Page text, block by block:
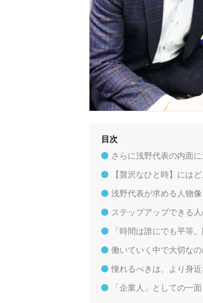
目次
さらに浅野代表の内面に
【贅沢なひと時】には
浅野代表が求める人物像
ステップアップできる
「時間は誰にでも平等
働いていく中で大切な
憧れるべきは、より身近
「企業人」としての一